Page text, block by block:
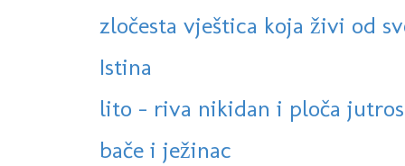
zločesta vještica koja živi od
Istina
lito - riva nikidan i ploča jutros
bače i ježinac